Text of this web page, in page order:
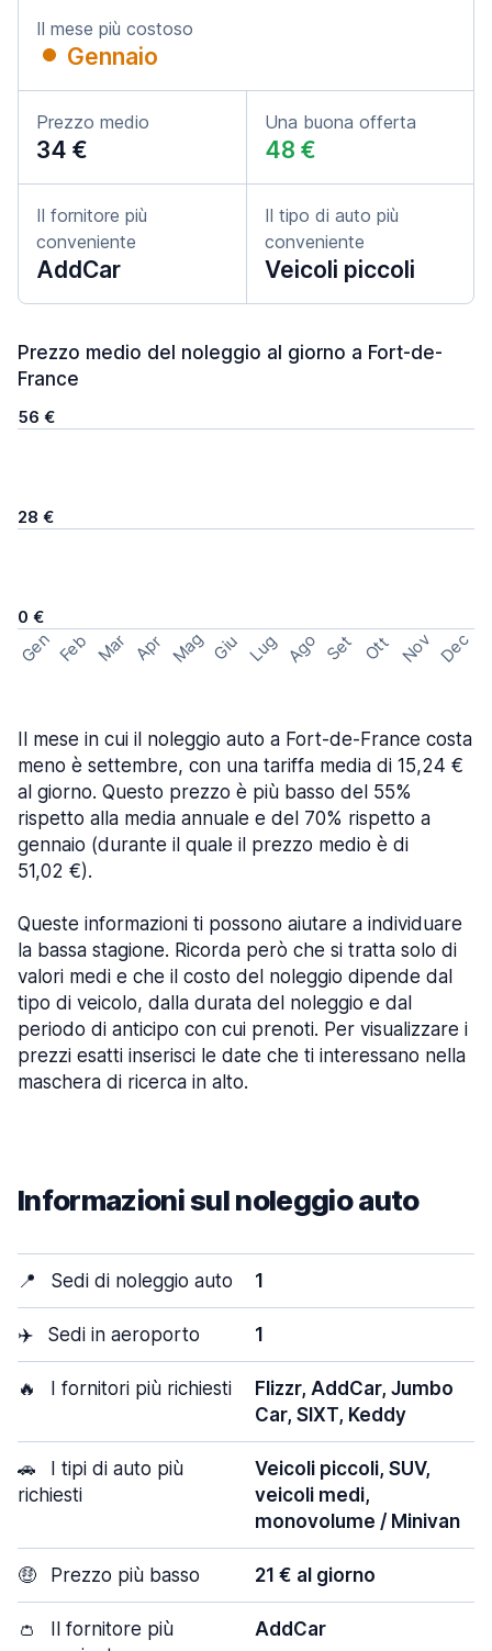
Il mese più costoso
Gennaio
Prezzo medio
34 €
Una buona offerta
48 €
Il fornitore più
conveniente
AddCar
Il tipo di auto più
conveniente
Veicoli piccoli
Prezzo medio del noleggio al giorno a Fort-de-
France
56 €
28 €
0 €
Gen Feb Mar Apr Mag Giu Lug Ago Set Ott Nov Dec
Il mese in cui il noleggio auto a Fort-de-France costa
meno è settembre, con una tariffa media di 15,24 €
al giorno. Questo prezzo è più basso del 55%
rispetto alla media annuale e del 70% rispetto a
gennaio (durante il quale il prezzo medio è di
51,02 €).
Queste informazioni ti possono aiutare a individuare
la bassa stagione. Ricorda però che si tratta solo di
valori medi e che il costo del noleggio dipende dal
tipo di veicolo, dalla durata del noleggio e dal
periodo di anticipo con cui prenoti. Per visualizzare i
prezzi esatti inserisci le date che ti interessano nella
maschera di ricerca in alto.
Informazioni sul noleggio auto
📍 Sedi di noleggio auto 1
✈️ Sedi in aeroporto 1
🔥 I fornitori più richiesti
Flizzr, AddCar, Jumbo
Car, SIXT, Keddy
🚗
I tipi di auto più
richiesti
Veicoli piccoli, SUV,
veicoli medi,
monovolume / Minivan
🤑 Prezzo più basso 21 € al giorno
👛
Il fornitore più
AddCar